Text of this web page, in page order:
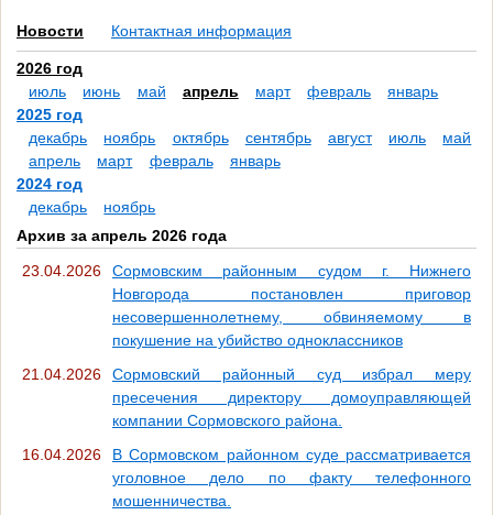
Новости Контактная информация
2026 год
июль
июнь май апрель март февраль
январь
2025 год
декабрь
ноябрь октябрь сентябрь август июль
май
апрель
март февраль
январь
2024 год
декабрь
ноябрь
Архив за апрель 2026 года
23.04.2026
Сормовским районным судом г. Нижнего
Новгорода постановлен приговор
несовершеннолетнему, обвиняемому в
покушение на убийство одноклассников
21.04.2026
Сормовский районный суд избрал меру
пресечения директору домоуправляющей
компании Сормовского района.
16.04.2026
В Сормовском районном суде рассматривается
уголовное дело по факту телефонного
мошенничества.